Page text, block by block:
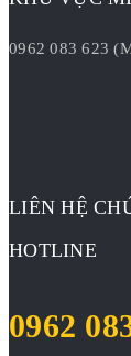
0962 083 623
LIÊN HỆ
HOTLINE
0962